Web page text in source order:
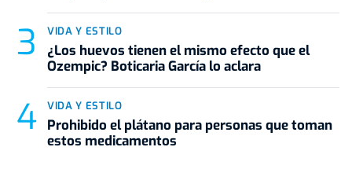
VIDA Y ESTILO
¿Los huevos tienen el mismo efecto que el
Ozempic? Boticaria García lo aclara
VIDA Y ESTILO
Prohibido el plátano para personas que toman
estos medicamentos